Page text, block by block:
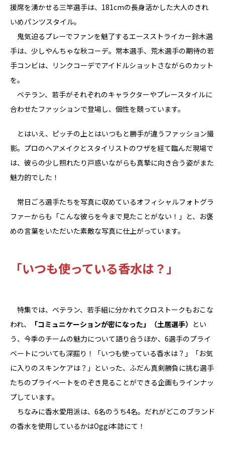
援席を湧かせる三竿選手は、181cmの長身活かした大人のきれ
いめパンツスタイル。
鬼気迫るプレーでファンを魅了するエースストライカー鈴木選
手は、少しやんちゃな秋コーデ。常本選手、荒木選手の期待の若
手コンビは、リンクコーデでアイドルショットさながらのカット
を。
ベテラン、若手がそれぞれのキャラクターやプレースタイルに
合わせたファッションで登場し、個性を競っています。
とはいえ、ピッチの上とはいつもと勝手が違うファッション撮
影。プロのヘアメイクとスタイリストのワザを経て臨んだ現場で
は、彼らの少し照れたり戸惑いながらも真摯に向き合う姿がまた
魅力的でした！
常日ごろ選手たちを写真に収めているオフィシャルフォトグラ
ファーからも「こんな彼らを今まで見たことがない！」と、お褒
めの言葉をいただいた素敵な写真に仕上がっています。
「いつも使っている香水は？」
特集では、ベテラン、若手組に分かれてクロストークもおこな
われ、
「コミュニケーションが密になった」（土居選手） とい
う、今季のチームの魅力について語り合うほか、6選手のプライ
ベートについても深掘り！「いつも使っている香水は？」「お気
に入りのスキンケアは？」といった、ふだん真剣勝負に挑む選手
たちのプライベートをのぞき見ることができる企画もラインナッ
プしています。
ちなみに香水愛用派は、6名のうち4名。だれがどこのブランド
の香水を使用しているかはOggi本誌にて！